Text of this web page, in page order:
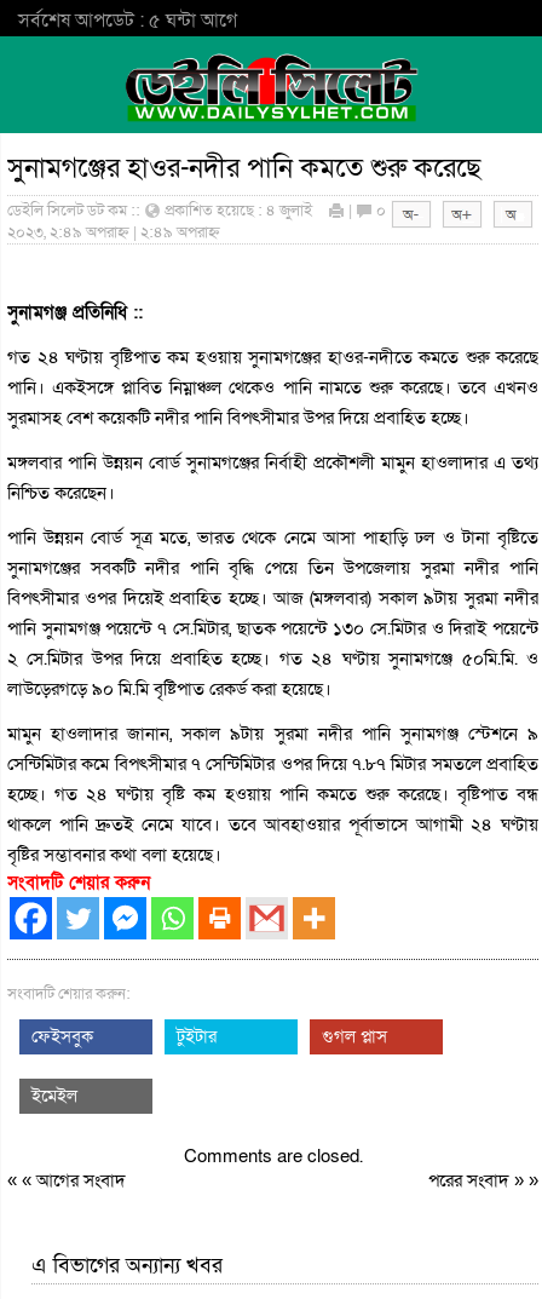
সর্বশেষ আপডেট : ৫ ঘন্টা আগে
সুনামগঞ্জের হাওর-নদীর পানি কমতে শুরু করেছে
ডেইলি সিলেট ডট কম ::
প্রকাশিত হয়েছে : ৪ জুলাই
২০২৩, ২:৪৯ অপরাহ্ন | ২:৪৯ অপরাহ্ন
| ০
সুনামগঞ্জ প্রতিনিধি ::
গত ২৪ ঘণ্টায় বৃষ্টিপাত কম হওয়ায় সুনামগঞ্জের হাওর-নদীতে কমতে শুরু করেছে
পানি। একইসঙ্গে প্লাবিত নিম্নাঞ্চল থেকেও পানি নামতে শুরু করেছে। তবে এখনও
সুরমাসহ বেশ কয়েকটি নদীর পানি বিপৎসীমার উপর দিয়ে প্রবাহিত হচ্ছে।
মঙ্গলবার পানি উন্নয়ন বোর্ড সুনামগঞ্জের নির্বাহী প্রকৌশলী মামুন হাওলাদার এ তথ্য
নিশ্চিত করেছেন।
পানি উন্নয়ন বোর্ড সূত্র মতে, ভারত থেকে নেমে আসা পাহাড়ি ঢল ও টানা বৃষ্টিতে
সুনামগঞ্জের সবকটি নদীর পানি বৃদ্ধি পেয়ে তিন উপজেলায় সুরমা নদীর পানি
বিপৎসীমার ওপর দিয়েই প্রবাহিত হচ্ছে। আজ (মঙ্গলবার) সকাল ৯টায় সুরমা নদীর
পানি সুনামগঞ্জ পয়েন্টে ৭ সে.মিটার, ছাতক পয়েন্টে ১৩০ সে.মিটার ও দিরাই পয়েন্টে
২ সে.মিটার উপর দিয়ে প্রবাহিত হচ্ছে। গত ২৪ ঘণ্টায় সুনামগঞ্জে ৫০মি.মি. ও
লাউড়েরগড়ে ৯০ মি.মি বৃষ্টিপাত রেকর্ড করা হয়েছে।
মামুন হাওলাদার জানান, সকাল ৯টায় সুরমা নদীর পানি সুনামগঞ্জ স্টেশনে ৯
সেন্টিমিটার কমে বিপৎসীমার ৭ সেন্টিমিটার ওপর দিয়ে ৭.৮৭ মিটার সমতলে প্রবাহিত
হচ্ছে। গত ২৪ ঘণ্টায় বৃষ্টি কম হওয়ায় পানি কমতে শুরু করেছে। বৃষ্টিপাত বন্ধ
থাকলে পানি দ্রুতই নেমে যাবে। তবে আবহাওয়ার পূর্বাভাসে আগামী ২৪ ঘণ্টায়
বৃষ্টির সম্ভাবনার কথা বলা হয়েছে।
সংবাদটি শেয়ার করুন
সংবাদটি শেয়ার করুন:
ফেইসবুক টুইটার গুগল প্লাস
ইমেইল
Comments are closed.
« «আগের সংবাদ পরের সংবাদ» »
এ বিভাগের অন্যান্য খবর